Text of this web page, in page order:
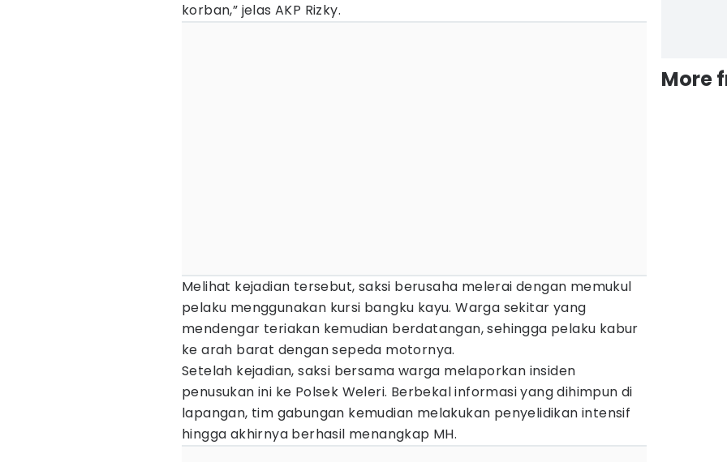
korban,” jelas AKP Rizky.
Melihat kejadian tersebut, saksi berusaha melerai dengan memukul
pelaku menggunakan kursi bangku kayu. Warga sekitar yang
mendengar teriakan kemudian berdatangan, sehingga pelaku kabur
ke arah barat dengan sepeda motornya.
Setelah kejadian, saksi bersama warga melaporkan insiden
penusukan ini ke Polsek Weleri. Berbekal informasi yang dihimpun di
lapangan, tim gabungan kemudian melakukan penyelidikan intensif
hingga akhirnya berhasil menangkap MH.
More